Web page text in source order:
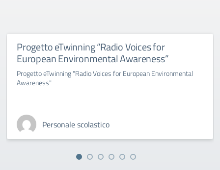
Progetto eTwinning “Radio Voices for
European Environmental Awareness”
Progetto eTwinning "Radio Voices for European Environmental
Awareness"
Personale scolastico